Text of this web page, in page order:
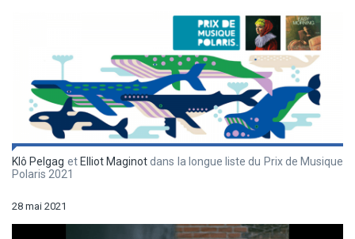
Klô Pelgag et Elliot Maginotdans la longue liste du Prix de Musique
Polaris 2021
28 mai 2021